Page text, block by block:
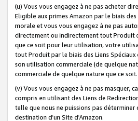
(u) Vous vous engagez à ne pas acheter
Eligible aux primes Amazon par le biais
morale et vous vous engagez à ne pas
directement ou indirectement tout Produit
que ce soit pour leur utilisation, votre
tout Produit par le biais des Liens
son utilisation commerciale (de quelque
commerciale de quelque nature que ce soit.
(v) Vous vous engagez à ne pas masquer,
compris en utilisant des Liens de
telle que nous ne puissions pas
destination d'un Site d'Amazon.